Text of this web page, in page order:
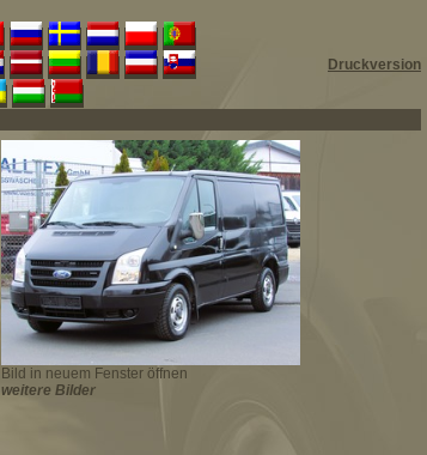
Druckversion
Bild in neuem Fenster öffnen
weitere Bilder